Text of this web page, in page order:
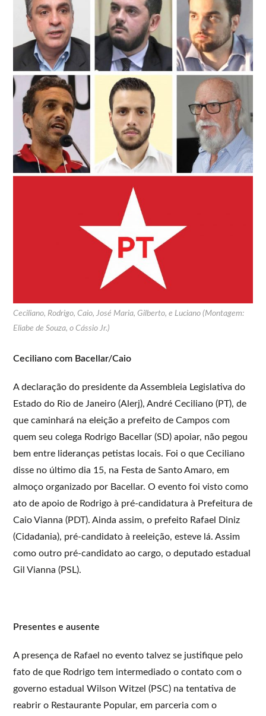
Ceciliano, Rodrigo, Caio, José Maria, Gilberto, e Luciano (Montagem:
Eliabe de Souza, o Cássio Jr.)
Ceciliano com Bacellar/Caio
A declaração do presidente da Assembleia Legislativa do
Estado do Rio de Janeiro (Alerj), André Ceciliano (PT), de
que caminhará na eleição a prefeito de Campos com
quem seu colega Rodrigo Bacellar (SD) apoiar, não pegou
bem entre lideranças petistas locais. Foi o que Ceciliano
disse no último dia 15, na Festa de Santo Amaro, em
almoço organizado por Bacellar. O evento foi visto como
ato de apoio de Rodrigo à pré-candidatura à Prefeitura de
Caio Vianna (PDT). Ainda assim, o prefeito Rafael Diniz
(Cidadania), pré-candidato à reeleição, esteve lá. Assim
como outro pré-candidato ao cargo, o deputado estadual
Gil Vianna (PSL).
Presentes e ausente
A presença de Rafael no evento talvez se justifique pelo
fato de que Rodrigo tem intermediado o contato com o
governo estadual Wilson Witzel (PSC) na tentativa de
reabrir o Restaurante Popular, em parceria com o